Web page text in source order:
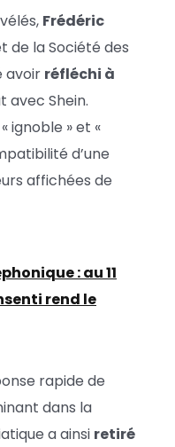
Frédéric
de la Société des
avoir réfléchi à
avec Shein.
ignoble » et «
d’une
affichées de
: au 11
rend le
rapide de
dans la
a ainsi retiré